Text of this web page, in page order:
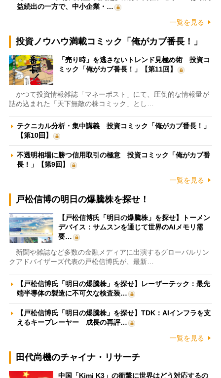
益続出の一方で、中小企業・…
一覧を見る
投資ノウハウ満載コミック「俺がカブ番長！」
「売り時」を逃さないトレンド見極め術 投資コ
ミック「俺がカブ番長！」【第11回】
かつて投資情報雑誌「マネーポスト」にて、圧倒的な情報量が
詰め込まれた「天下無敵の株コミック」とし…
テクニカル分析・集中講義 投資コミック「俺がカブ番長！」
【第10回】
不透明相場に勝つ信用取引の極意 投資コミック「俺がカブ番
長！」【第9回】
一覧を見る
戸松信博の明日の爆騰株を探せ！
【戸松信博氏「明日の爆騰株」を探せ】トーメン
デバイス：サムスンを通じて世界のAIメモリ需
要…
新聞や雑誌など多数の金融メディアに出演するグローバルリン
クアドバイザーズ代表の戸松信博氏が、最新…
【戸松信博氏「明日の爆騰株」を探せ】レーザーテック：最先
端半導体の製造に不可欠な検査装…
【戸松信博氏「明日の爆騰株」を探せ】TDK：AIインフラを支
えるキープレーヤー 成長の再評…
一覧を見る
田代尚機のチャイナ・リサーチ
中国「Kimi K3」の衝撃に世界はどう対応するの